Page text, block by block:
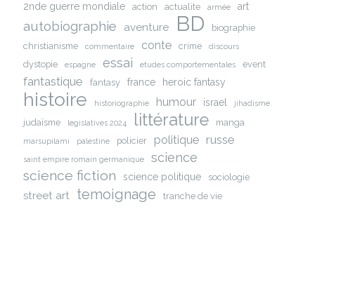
2nde guerre mondiale action actualite armée art
autobiographie aventure BD
biographie
christianisme
commentaire conte crime discours
dystopie espagne essai etudes comportementales event
fantastique fantasy france heroic fantasy
histoire historiographie humour israel jihadisme
judaïsme legislatives 2024 littérature manga
marsupilami palestine policier politique russe
saint empire romain germanique science
science fiction science politique sociologie
street art temoignage tranche de vie